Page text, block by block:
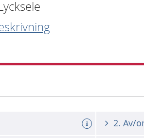
2. Av/